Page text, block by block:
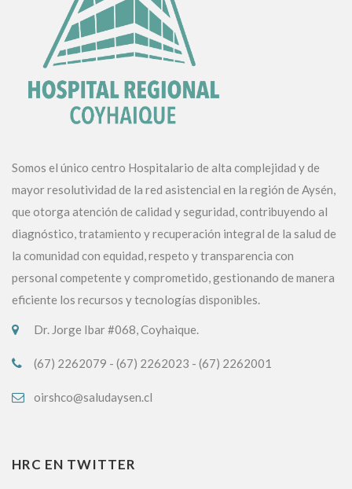
Somos el único centro Hospitalario de alta complejidad y de
mayor resolutividad de la red asistencial en la región de Aysén,
que otorga atención de calidad y seguridad, contribuyendo al
diagnóstico, tratamiento y recuperación integral de la salud de
la comunidad con equidad, respeto y transparencia con
personal competente y comprometido, gestionando de manera
eficiente los recursos y tecnologías disponibles.
Dr. Jorge Ibar #068, Coyhaique.
(67) 2262079 - (67) 2262023 - (67) 2262001
oirshco@saludaysen.cl
HRC EN TWITTER